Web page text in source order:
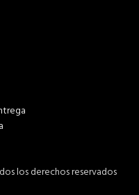
los derechos reservados